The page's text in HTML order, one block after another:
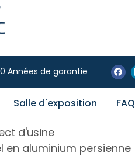
Années de garantie
Salle d'exposition FAQ
d'usine
aluminium persienne